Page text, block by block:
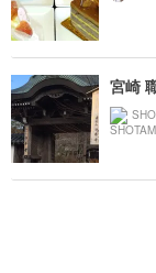
宮崎